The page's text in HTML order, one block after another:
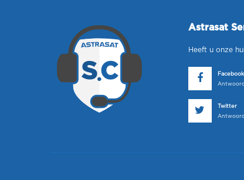
Astrasat
Heeft u onze
Facebook
Twitter